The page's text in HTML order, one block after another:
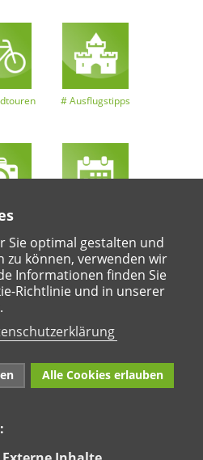
Sie optimal gestalten und
können, verwenden wir
Informationen finden Sie
Richtlinie und in unserer
Alle Cookies erlauben
Ausflugstipps
e.V. · Marktstraße 88·
Tel: 02631 95 66 036